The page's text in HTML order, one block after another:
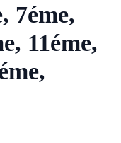
7éme,
11éme,